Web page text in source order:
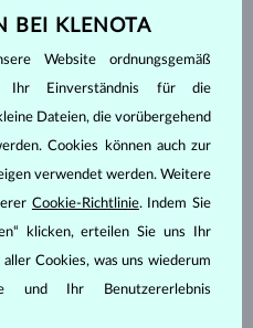
GELBGOLD
DIAMANT LAB GROWN
1 300 €
BEI KLENOTA
Website ordnungsgemäß
Ihr Einverständnis für die
Dateien, die vorübergehend
Cookies können auch zur
verwendet werden. Weitere
Cookie-Richtlinie. Indem Sie
klicken, erteilen Sie uns Ihr
Cookies, was uns wiederum
und Ihr Benutzererlebnis